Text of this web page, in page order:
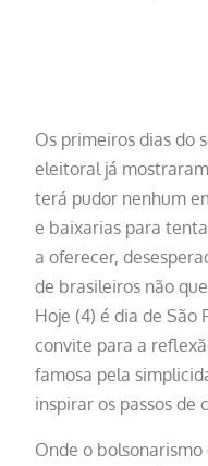
Os primeiros dias do
eleitoral já
terá pudor nenhum
e baixarias para
a oferecer,
de brasileiros não
Hoje (4) é dia de São
convite para a
famosa pela
inspirar os passos de
Onde o